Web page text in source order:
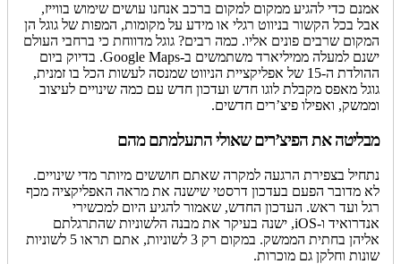
אמנם כדי להגיע ממקום למקום ברכב אנחנו עושים שימוש בווייז,
אבל בכל הקשור בניווט רגלי או מידע על מקומות, המפות של גוגל הן
המקום שרבים פונים אליו. כמה רבים? גוגל מדווחת כי ברחבי העולם
ישנם למעלה ממיליארד משתמשים ב-Google Maps. בדיוק ביום
ההולדת ה-15 של אפליקציית הניווט שמנסה לעשות הכל בו זמנית,
גוגל מאפס מקבלת לוגו חדש ועדכון חדש עם כמה שינויים לעיצוב
וממשק, ואפילו פיצ’רים חדשים.
מבליטה את הפיצ’רים שאולי התעלמתם מהם
נתחיל בצפירת הרגעה למקרה שאתם חוששים מיותר מדי שינויים.
לא מדובר הפעם בעדכון דרסטי שישנה את מראה האפליקציה מכף
רגל ועד ראש. העדכון החדש, שאמור להגיע היום למכשירי
אנדרואיד ו-iOS, ישנה בעיקר את מבנה הלשוניות שהתרגלתם
אליהן בחתית הממשק. במקום רק 3 לשוניות, אתם תראו 5 לשוניות
שונות וחלקן גם מוכרות.